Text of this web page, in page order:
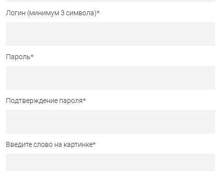
Логин (минимум 3 символа)*
Пароль*
Подтверждение пароля*
Введите слово на картинке*